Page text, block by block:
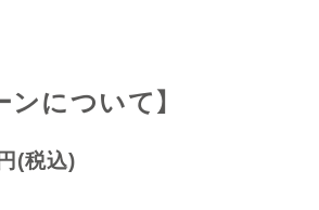
について】
(税込)